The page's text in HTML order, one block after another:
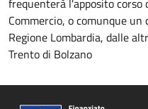
frequenterà l'apposito corso
Commercio, o comunque
Regione Lombardia, dalle
Trento di Bolzano